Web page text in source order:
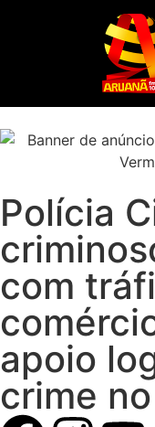
Polícia
com
apoio
crime